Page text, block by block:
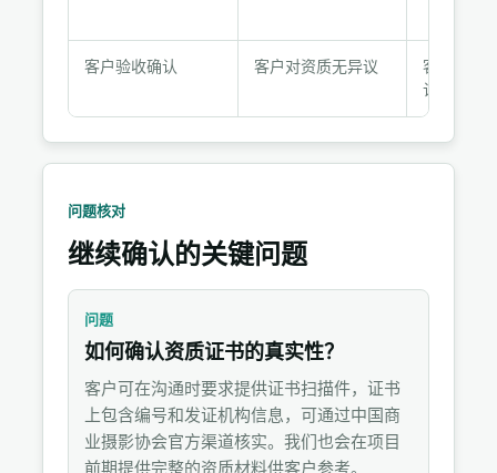
料
客户验收确认 客户对资质无异议
客户书面
认
问题核对
继续确认的关键问题
问题
如何确认资质证书的真实性？
客户可在沟通时要求提供证书扫描件，证书
上包含编号和发证机构信息，可通过中国商
业摄影协会官方渠道核实。我们也会在项目
前期提供完整的资质材料供客户参考。